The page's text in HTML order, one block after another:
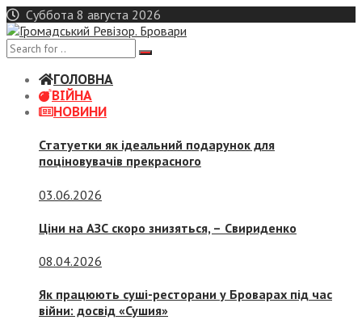
Skip
to
content
Суббота 8 августа 2026
ГОЛОВНА
ВІЙНА
НОВИНИ
Статуетки як ідеальний подарунок для
поціновувачів прекрасного
03.06.2026
Ціни на АЗС скоро знизяться, – Свириденко
08.04.2026
Як працюють суші-ресторани у Броварах під час
війни: досвід «Сушия»